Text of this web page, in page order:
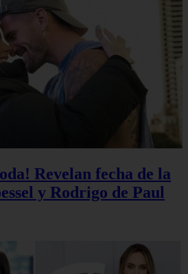
Revelan fecha de la
y Rodrigo de Paul